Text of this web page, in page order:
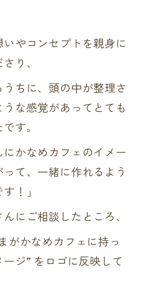
いやコンセプトを親身に
り、
うちに、頭の中が整理さ
うな感覚があってとても
す。
にかなめカフェのイメー
って、一緒に作れるよう
！」
にご相談したところ、
がかなめカフェに持っ
ジ” をロゴに反映して